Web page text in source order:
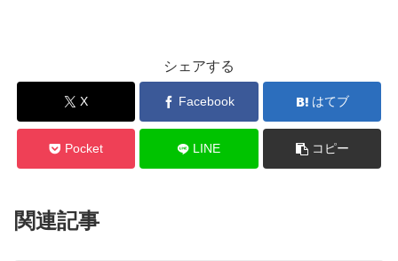
シェアする
X Facebook はてブ
Pocket LINE コピー
関連記事